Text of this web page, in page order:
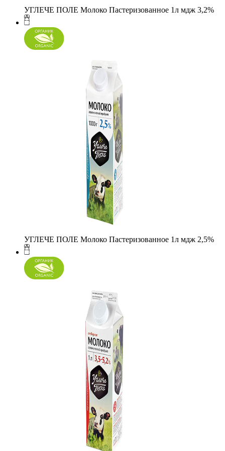
УГЛЕЧЕ ПОЛЕ Молоко Пастеризованное 1л мдж 3,2%
УГЛЕЧЕ ПОЛЕ Молоко Пастеризованное 1л мдж 2,5%